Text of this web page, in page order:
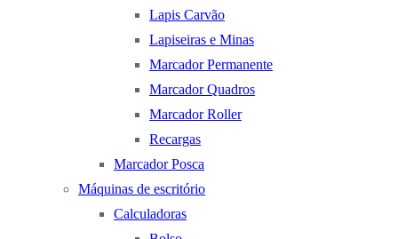
Lapis Carvão
Lapiseiras e Minas
Marcador Permanente
Marcador Quadros
Marcador Roller
Recargas
Marcador Posca
Máquinas de escritório
Calculadoras